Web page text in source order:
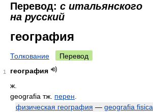
Перевод: с итальянского
на русский
география
Толкование Перевод
1
география
ж.
geografia тж. перен
физическая география — geografia fisica